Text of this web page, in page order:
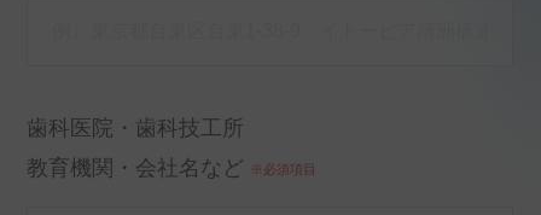
歯科医院・歯科技工所
教育機関・会社名など
※必須項目